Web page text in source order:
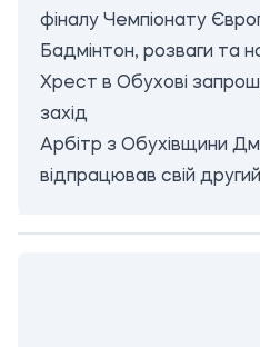
фіналу Чемпіонату
Бадмінтон, розваги та
Хрест в Обухові
захід
Арбітр з Обухівщини
відпрацював свій